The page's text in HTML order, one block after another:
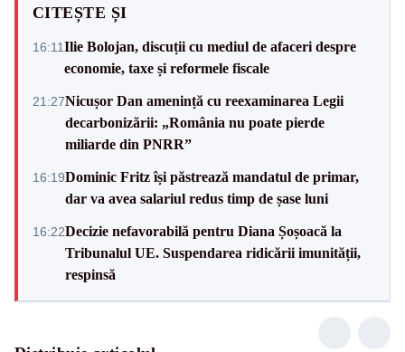
CITEȘTE ȘI
16:11Ilie Bolojan, discuții cu mediul de afaceri despre
economie, taxe și reformele fiscale
21:27Nicușor Dan amenință cu reexaminarea Legii
decarbonizării: „România nu poate pierde
miliarde din PNRR”
16:19Dominic Fritz își păstrează mandatul de primar,
dar va avea salariul redus timp de șase luni
16:22Decizie nefavorabilă pentru Diana Șoșoacă la
Tribunalul UE. Suspendarea ridicării imunității,
respinsă